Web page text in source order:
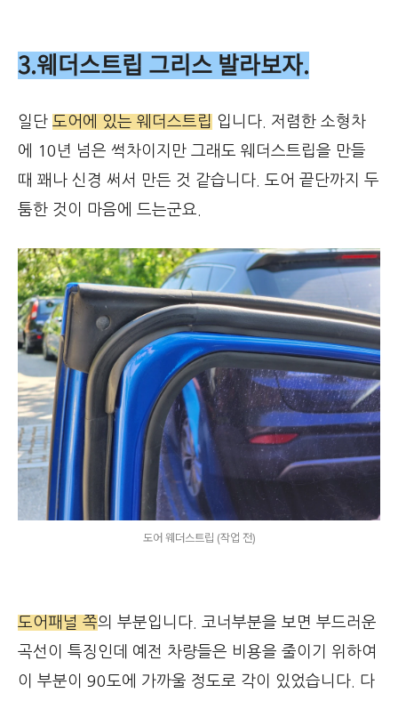
3.웨더스트립 그리스 발라보자.
일단 도어에 있는 웨더스트립 입니다. 저렴한 소형차
에 10년 넘은 썩차이지만 그래도 웨더스트립을 만들
때 꽤나 신경 써서 만든 것 같습니다. 도어 끝단까지 두
툼한 것이 마음에 드는군요.
도어 웨더스트립 (작업 전)
도어패널 쪽의 부분입니다. 코너부분을 보면 부드러운
곡선이 특징인데 예전 차량들은 비용을 줄이기 위하여
이 부분이 90도에 가까울 정도로 각이 있었습니다. 다